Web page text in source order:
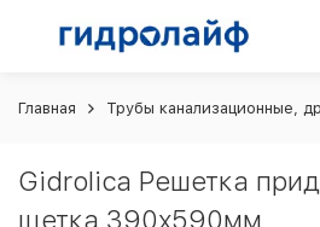
Главная Трубы канализационные,
Gidrolica Решетка
щетка 390х590мм